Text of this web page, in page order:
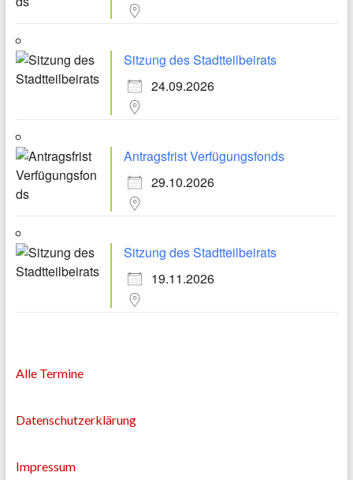
Sitzung des Stadtteilbeirats
24.09.2026
Antragsfrist Verfügungsfonds
29.10.2026
Sitzung des Stadtteilbeirats
19.11.2026
Alle Termine
Datenschutzerklärung
Impressum